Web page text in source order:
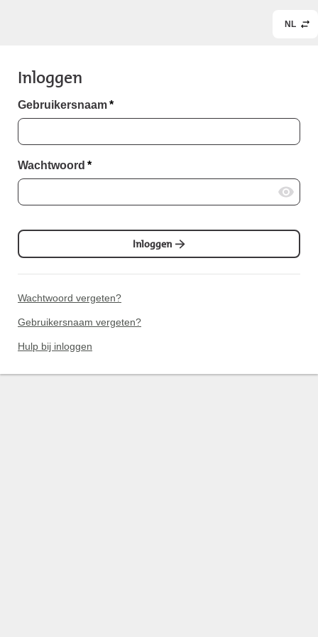
NL
Inloggen
Gebruikersnaam*
Wachtwoord *
Inloggen
Wachtwoord vergeten?
Gebruikersnaam vergeten?
Hulp bij inloggen